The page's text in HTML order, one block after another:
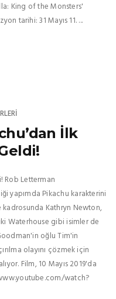
King of the Monsters'
tarihi: 31 Mayıs 11. ...
İlk
Rob Letterman
yapımda Pikachu karakterini
kadrosunda Kathryn Newton,
Waterhouse gibi isimler de
oğlu Tim'in
olayını çözmek için
Film, 10 Mayıs 2019'da
watch?